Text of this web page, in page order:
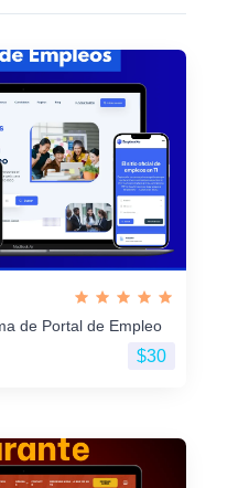
de Portal de Empleo
$30